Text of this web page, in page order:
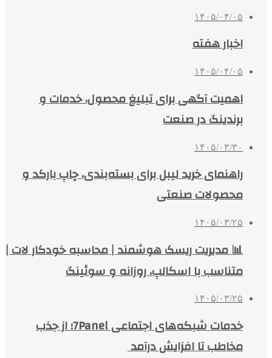
۱۴۰۵/۰۴/۰۵
اخبار هفته
۱۴۰۵/۰۴/۰۵
اهمیت آگهی برای تبلیغ محصول، خدمات و
برندینگ در صنعت
۱۴۰۵/۰۳/۳۰
راهنمای خرید لیبل برای بسته‌بندی، چاپ بارکد و
محصولات صنعتی
۱۴۰۵/۰۳/۲۵
📊 مدیریت ریسک هوشمند | محاسبه خودکار لات |
متناسب با اسکالپ، روزانه و سوئینگ
۱۴۰۵/۰۳/۲۵
خدمات شبکه‌های اجتماعی 7Panel؛ از جذب
مخاطب تا افزایش درآمد